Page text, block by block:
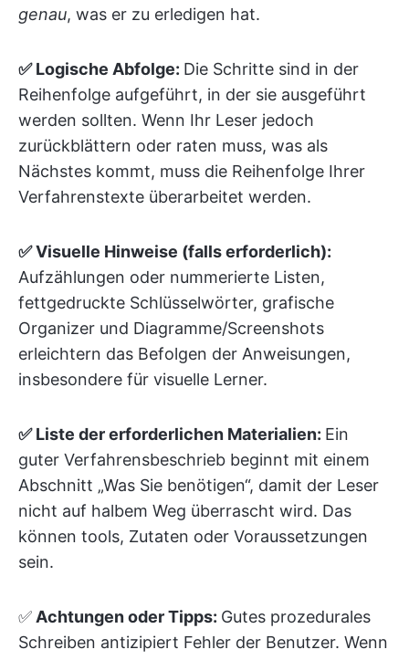
genau, was er zu erledigen hat.
✅ Logische Abfolge: Die Schritte sind in der
Reihenfolge aufgeführt, in der sie ausgeführt
werden sollten. Wenn Ihr Leser jedoch
zurückblättern oder raten muss, was als
Nächstes kommt, muss die Reihenfolge Ihrer
Verfahrenstexte überarbeitet werden.
✅ Visuelle Hinweise (falls erforderlich):
Aufzählungen oder nummerierte Listen,
fettgedruckte Schlüsselwörter, grafische
Organizer und Diagramme/Screenshots
erleichtern das Befolgen der Anweisungen,
insbesondere für visuelle Lerner.
✅ Liste der erforderlichen Materialien: Ein
guter Verfahrensbeschrieb beginnt mit einem
Abschnitt „Was Sie benötigen“, damit der Leser
nicht auf halbem Weg überrascht wird. Das
können tools, Zutaten oder Voraussetzungen
sein.
✅Achtungen oder Tipps: Gutes prozedurales
Schreiben antizipiert Fehler der Benutzer. Wenn